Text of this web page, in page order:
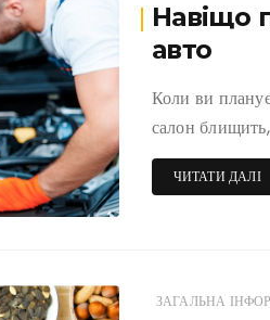
Навіщо
авто
Коли ви
салон
ЧИТАТИ ДАЛІ
ЗАГАЛЬНА